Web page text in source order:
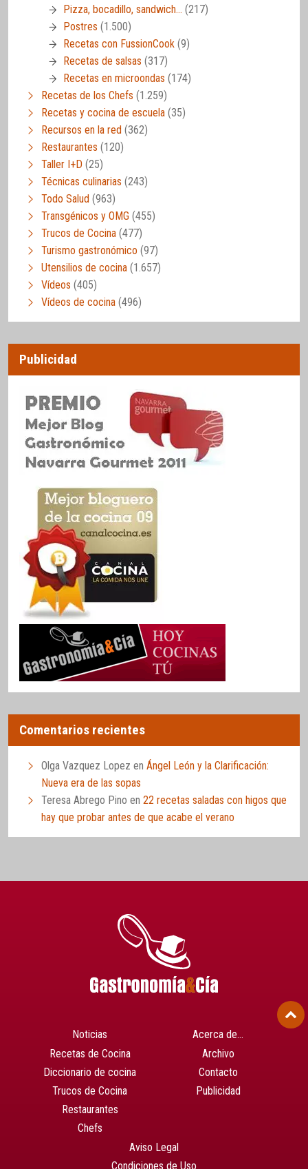
Pizza, bocadillo, sandwich… (217)
Postres (1.500)
Recetas con FussionCook (9)
Recetas de salsas (317)
Recetas en microondas (174)
Recetas de los Chefs (1.259)
Recetas y cocina de escuela (35)
Recursos en la red (362)
Restaurantes (120)
Taller I+D (25)
Técnicas culinarias (243)
Todo Salud (963)
Transgénicos y OMG (455)
Trucos de Cocina (477)
Turismo gastronómico (97)
Utensilios de cocina (1.657)
Vídeos (405)
Vídeos de cocina (496)
Publicidad
Comentarios recientes
Olga Vazquez Lopez en Ángel León y la Clarificación:
Nueva era de las sopas
Teresa Abrego Pino en 22 recetas saladas con higos que
hay que probar antes de que acabe el verano
Noticias
Recetas de Cocina
Diccionario de cocina
Trucos de Cocina
Restaurantes
Chefs
Acerca de…
Archivo
Contacto
Publicidad
Aviso Legal
Condiciones de Uso